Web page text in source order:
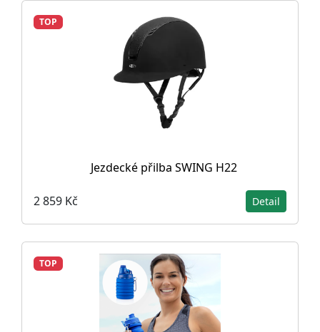
TOP
Jezdecké přilba SWING H22
2 859 Kč Detail
TOP